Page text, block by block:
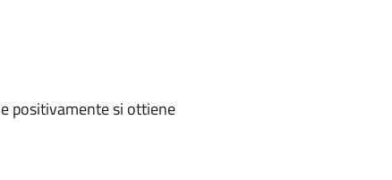
positivamente si ottiene